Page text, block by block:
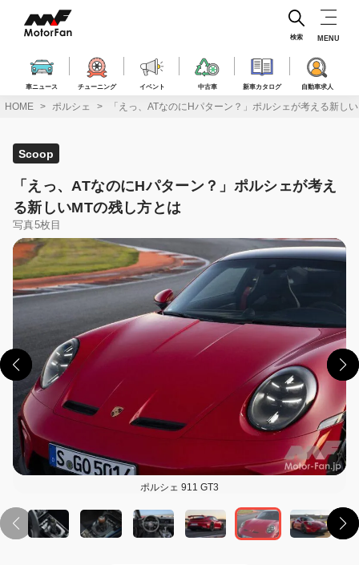
ス
車ニュース チューニング イベント 中古車 新車カタログ 自動車求人
検索 MENU
HOME ポルシェ 「えっ、ATなのにHパターン？」ポルシェが考える新し
Scoop
「えっ、ATなのにHパターン？」ポルシェが考え
る新しいMTの残し方とは
写真5枚目
ポルシェ 911 GT3
この画像の記事を読む